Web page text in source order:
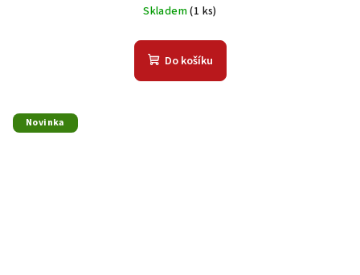
Skladem(1 ks)
Do košíku
Novinka